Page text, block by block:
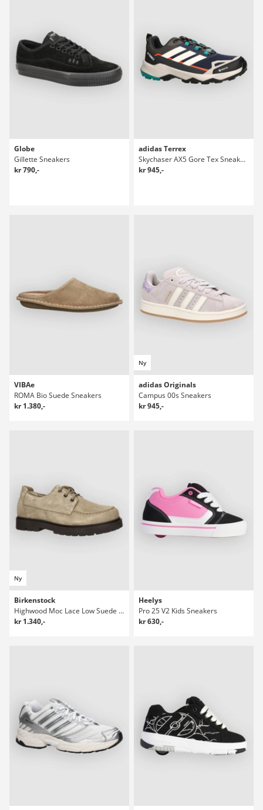
Globe
Gillette Sneakers
kr 790,-
adidas Terrex
Skychaser AX5 Gore Tex Sneakers
kr 945,-
VIBAe
ROMA Bio Suede Sneakers
kr 1.380,-
Ny
adidas Originals
Campus 00s Sneakers
kr 945,-
Ny
Birkenstock
Highwood Moc Lace Low Suede Leather Sneakers
kr 1.340,-
Heelys
Pro 25 V2 Kids Sneakers
kr 630,-